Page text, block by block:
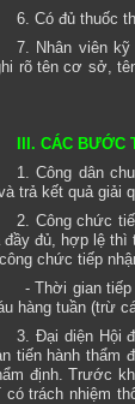
6. Có đủ thuốc
7. Nhân viên
rõ tên cơ sở,
III. CÁC BƯỚC
1. Công dân
trả kết quả giải
2. Công chức
đủ, hợp lệ thì
chức tiếp
- Thời gian
hàng tuần (trừ
3. Đại diện Hội
tiến hành thẩm
định. Trước
có trách nhiệm